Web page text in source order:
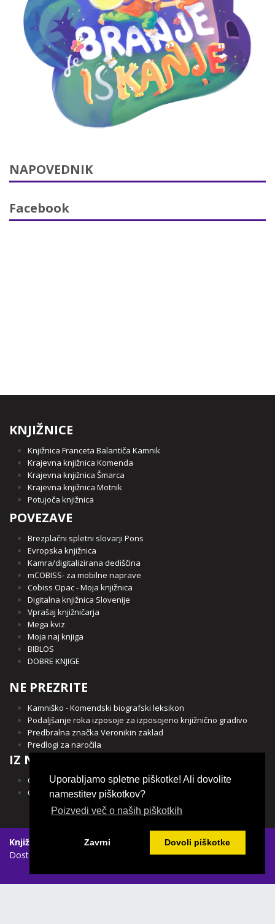
NAPOVEDNIK
Facebook
KNJIŽNICE
Knjižnica Franceta Balantiča Kamnik
Krajevna knjižnica Komenda
Krajevna knjižnica Šmarca
Krajevna knjižnica Motnik
Potujoča knjižnica
POVEZAVE
Brezplačni spletni slovarji Pons
Evropska knjižnica
Kamra/digitalizirana dediščina
mCOBISS- za mobilne naprave
Cobiss Opac - Moja knjižnica
Digitalna knjižnica Slovenije
Vprašaj knjižničarja
Mega kviz
Moja naj knjiga
BIBLOS
DOBRE KNJIGE
NE PREZRITE
Kamniško - Komendski biografski leksikon
Podaljšanje roka izposoje za izposojeno knjižnično gradivo
Predbralna značka Veronikin zaklad
Predlogi za naročila
IZ NAŠE OBČINE
Občina Kamnik
Občina Komenda
Knjižnica Franceta Balantiča Kamnik | Spletni piškotki
Dostopnost vsebin
Uporabljamo spletne piškotke! Ali dovolite
namestitev piškotkov?
Poizvedi več o naših piškotkih
Zavrni Dovoli piškotke